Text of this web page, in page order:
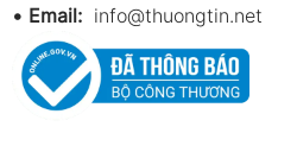
• Email: info@thuongtin.net